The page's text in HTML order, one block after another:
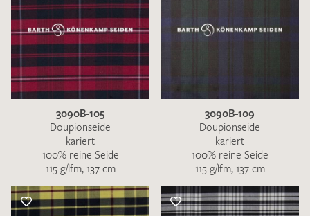
3090B-105
Doupionseide
kariert
100% reine Seide
115 g/lfm, 137 cm
3090B-109
Doupionseide
kariert
100% reine Seide
115 g/lfm, 137 cm